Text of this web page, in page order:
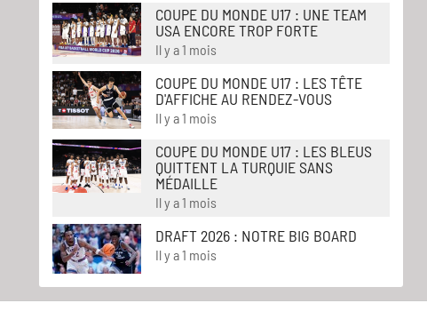
COUPE DU MONDE U17 : UNE TEAM
USA ENCORE TROP FORTE
Il y a 1 mois
COUPE DU MONDE U17 : LES TÊTE
D'AFFICHE AU RENDEZ-VOUS
Il y a 1 mois
COUPE DU MONDE U17 : LES BLEUS
QUITTENT LA TURQUIE SANS
MÉDAILLE
Il y a 1 mois
DRAFT 2026 : NOTRE BIG BOARD
Il y a 1 mois